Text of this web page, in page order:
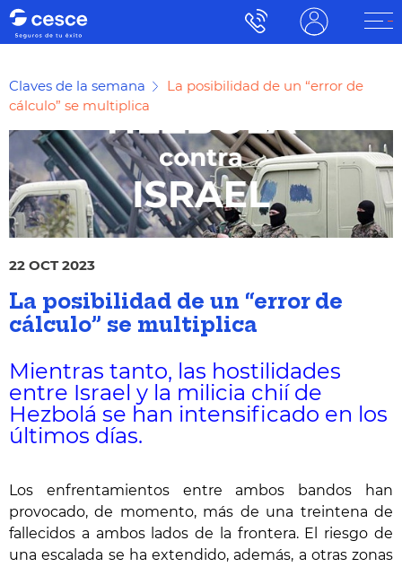
Claves de la semana
La posibilidad de un “error de
cálculo” se multiplica
22 OCT 2023
La posibilidad de un “error de
cálculo” se multiplica
Mientras tanto, las hostilidades
entre Israel y la milicia chií de
Hezbolá se han intensificado en los
últimos días.
Los enfrentamientos entre ambos bandos han
provocado, de momento, más de una treintena de
fallecidos a ambos lados de la frontera. El riesgo de
una escalada se ha extendido, además, a otras zonas